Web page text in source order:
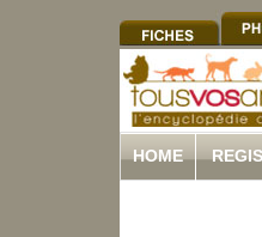
HOME